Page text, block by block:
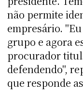
não permite
empresário.
grupo e agora
procurador
defendendo",
que responde